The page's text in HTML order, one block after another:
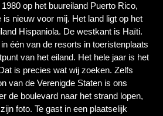
op het buureiland Puerto Rico,
nieuw voor mij. Het land ligt op het
Hispaniola. De westkant is Haïti.
één van de resorts in toeristenplaats
van het eiland. Het hele jaar is het
is precies wat wij zoeken. Zelfs
van de Verenigde Staten is ons
de boulevard naar het strand lopen,
foto. Te gast in een plaatselijk